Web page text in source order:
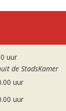
uur
de StadsKamer
uur
uur